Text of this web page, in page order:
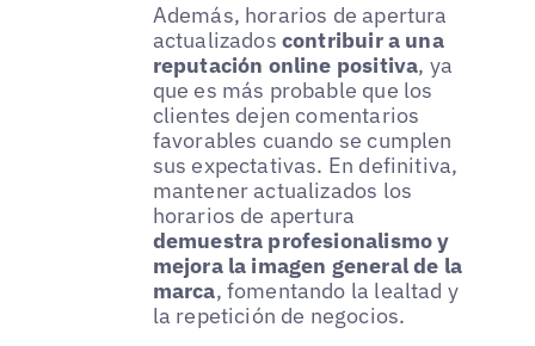
Además, horarios de apertura
actualizados contribuir a una
reputación online positiva, ya
que es más probable que los
clientes dejen comentarios
favorables cuando se cumplen
sus expectativas. En definitiva,
mantener actualizados los
horarios de apertura
demuestra profesionalismo y
mejora la imagen general de la
marca, fomentando la lealtad y
la repetición de negocios.